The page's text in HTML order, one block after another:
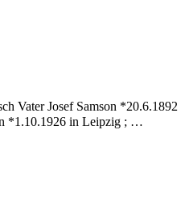
Vater Josef Samson *20.6.1892
*1.10.1926 in Leipzig ; …